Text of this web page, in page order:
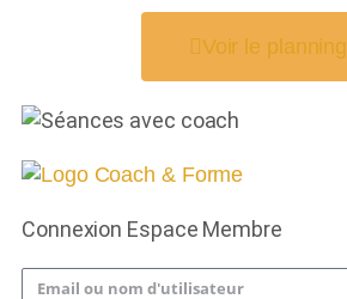
Voir le planning
Connexion Espace Membre